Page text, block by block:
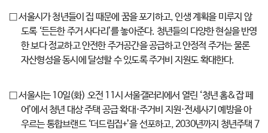
□ 서울시가 청년들이 집 때문에 꿈을 포기하고, 인생 계획을 미루지 않
도록 ‘든든한 주거 사다리’를 놓아준다. 청년들의 다양한 현실을 반영
한 보다 정교하고 안전한 주거공간을 공급하고 안정적 주거는 물론
자산형성을 동시에 달성할 수 있도록 주거비 지원도 확대한다.
□ 서울시는 10일(화) 오전 11시 서울갤러리에서 열린 ‘청년 홈&잡 페
어’에서 청년 대상 주택 공급 확대·주거비 지원·전세사기 예방을 아
우르는 통합브랜드 ‘더드림집+’을 선포하고, 2030년까지 청년주택 7